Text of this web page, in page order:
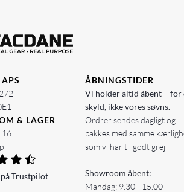
& LAGER
16
Trustpilot
ÅBNINGSTIDER
Vi holder altid åbent – for
skyld, ikke vores søvns.
Ordrer sendes dagligt og
pakkes med samme
som vi har til godt grej
Showroom åbent:
Mandag: 9.30 - 15.00